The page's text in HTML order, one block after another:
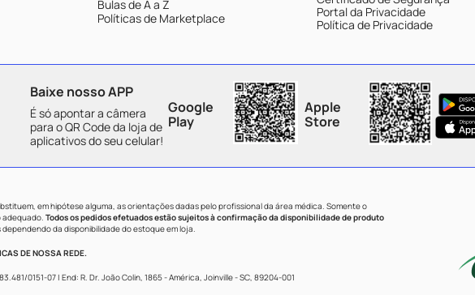
Bulas de A a Z
Políticas de Marketplace
Portal da Privacidade
Política de Privacidade
Baixe nosso APP
É só apontar a câmera
para o QR Code da loja de
aplicativos do seu celular!
Google
Play
Apple
Store
em hipótese alguma, as orientações dadas pelo profissional da área médica. Somente o
adequado. Todos os pedidos efetuados estão sujeitos à confirmação da disponibilidade de produto
da disponibilidade do estoque em loja.
DE NOSSA REDE.
0151-07 | End: R. Dr. João Colin, 1865 - América, Joinville - SC, 89204-001